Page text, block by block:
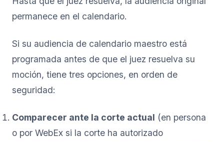
permanece en el calendario.
Si su audiencia de calendario maestro está
programada antes de que el juez resuelva su
moción, tiene tres opciones, en orden de
seguridad:
Comparecer ante la corte actual (en persona
o por WebEx si la corte ha autorizado